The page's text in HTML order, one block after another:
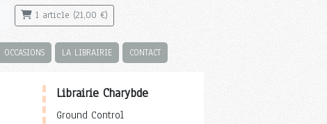
1 article (21,00 €)
OCCASIONS LA LIBRAIRIE CONTACT
Librairie Charybde
Ground Control